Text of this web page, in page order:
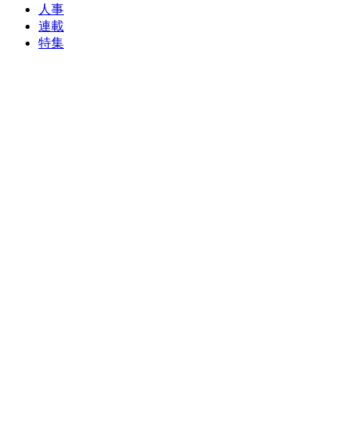
人事
連載
特集